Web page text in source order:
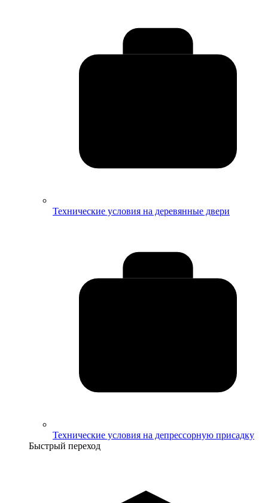
Технические условия на деревянные двери
Технические условия на депрессорную присадку
Быстрый переход